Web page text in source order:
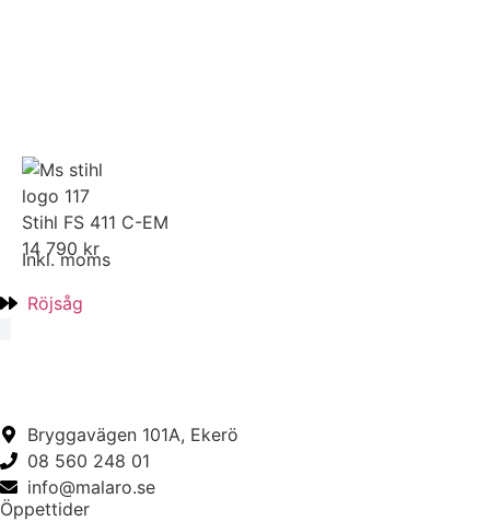
Stihl FS 411 C-EM
14 790 kr
Inkl. moms
Röjsåg
Bryggavägen 101A, Ekerö
08 560 248 01
info@malaro.se
Öppettider